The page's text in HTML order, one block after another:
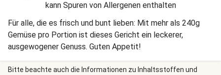
kann Spuren von Allergenen enthalten
Für alle, die es frisch und bunt lieben: Mit mehr als 240g
Gemüse pro Portion ist dieses Gericht ein leckerer,
ausgewogener Genuss. Guten Appetit!
Bitte beachte auch die Informationen zu Inhaltsstoffen und